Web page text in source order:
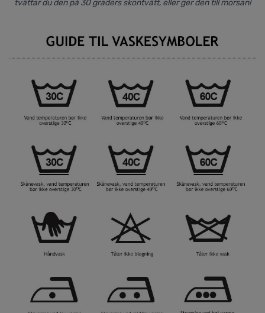
tvättar du den på 30 graders skontvätt, eller ger den till morsan!